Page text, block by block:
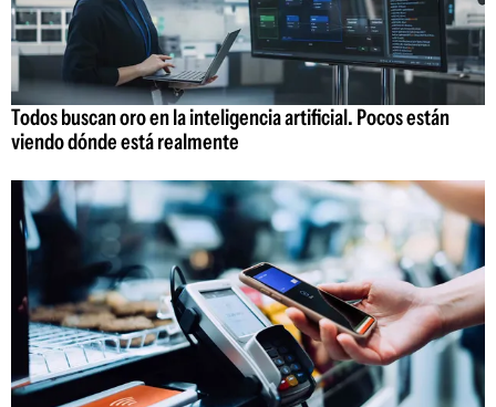
Todos buscan oro en la inteligencia artificial. Pocos están
viendo dónde está realmente